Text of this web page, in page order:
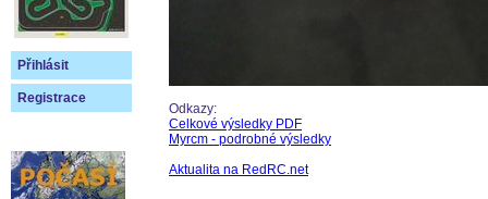
Přihlásit
Registrace
Odkazy:
Celkové výsledky PDF
Myrcm - podrobné výsledky
Aktualita na RedRC.net